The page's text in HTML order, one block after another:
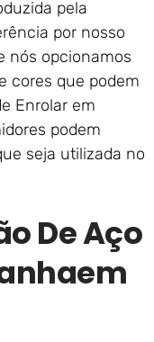
pela
por nosso
nós opcionamos
cores que podem
Enrolar em
podem
seja utilizada no
De Aço